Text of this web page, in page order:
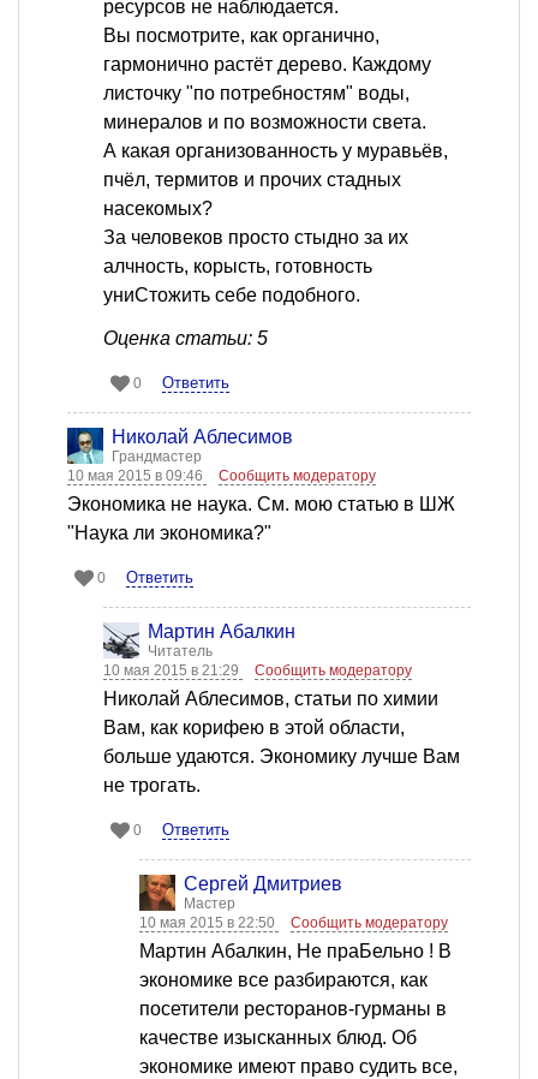
ресурсов не наблюдается.
Вы посмотрите, как органично,
гармонично растёт дерево. Каждому
листочку "по потребностям" воды,
минералов и по возможности света.
А какая организованность у муравьёв,
пчёл, термитов и прочих стадных
насекомых?
За человеков просто стыдно за их
алчность, корысть, готовность
униСтожить себе подобного.
Оценка статьи: 5
0 Ответить
Николай Аблесимов
Грандмастер
10 мая 2015 в 09:46
Сообщить модератору
Экономика не наука. См. мою статью в ШЖ
"Наука ли экономика?"
0 Ответить
Мартин Абалкин
Читатель
10 мая 2015 в 21:29
Сообщить модератору
Николай Аблесимов, статьи по химии
Вам, как корифею в этой области,
больше удаются. Экономику лучше Вам
не трогать.
0 Ответить
Сергей Дмитриев
Мастер
10 мая 2015 в 22:50
Сообщить модератору
Мартин Абалкин, Не праБельно ! В
экономике все разбираются, как
посетители ресторанов-гурманы в
качестве изысканных блюд. Об
экономике имеют право судить все,